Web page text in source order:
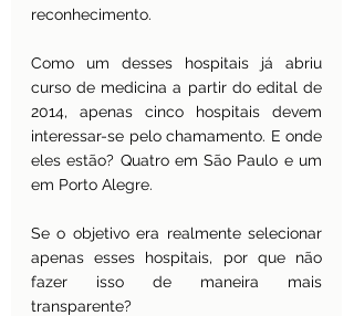
reconhecimento.
Como um desses hospitais já abriu
curso de medicina a partir do edital de
2014, apenas cinco hospitais devem
interessar-se pelo chamamento. E onde
eles estão? Quatro em São Paulo e um
em Porto Alegre.
Se o objetivo era realmente selecionar
apenas esses hospitais, por que não
fazer isso de maneira mais
transparente?